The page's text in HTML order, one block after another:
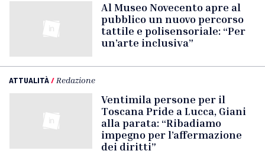
Al Museo Novecento apre al
pubblico un nuovo percorso
tattile e polisensoriale: “Per
un’arte inclusiva”
ATTUALITÀ/ Redazione
Ventimila persone per il
Toscana Pride a Lucca, Giani
alla parata: “Ribadiamo
impegno per l’affermazione
dei diritti”